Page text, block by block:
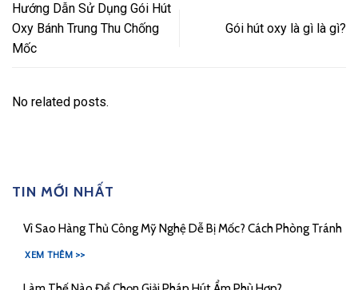
Hướng Dẫn Sử Dụng Gói Hút
Oxy Bánh Trung Thu Chống
Mốc
Gói hút oxy là gì là gì?
No related posts.
TIN MỚI NHẤT
Vì Sao Hàng Thủ Công Mỹ Nghệ Dễ Bị Mốc? Cách Phòng Tránh
XEM THÊM >>